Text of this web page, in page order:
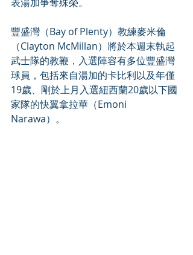
表湯加爭奪殊榮。
豐盛灣（Bay of Plenty）教練麥米倫
（Clayton McMillan）將於本週末執起
武士隊的教鞭，入選陣容有多位豐盛灣
球員，包括來自湯加的卡比利以及年僅
19歲、剛於上月入選紐西蘭20歲以下國
家隊的快翼拿拉華（Emoni
Narawa）。